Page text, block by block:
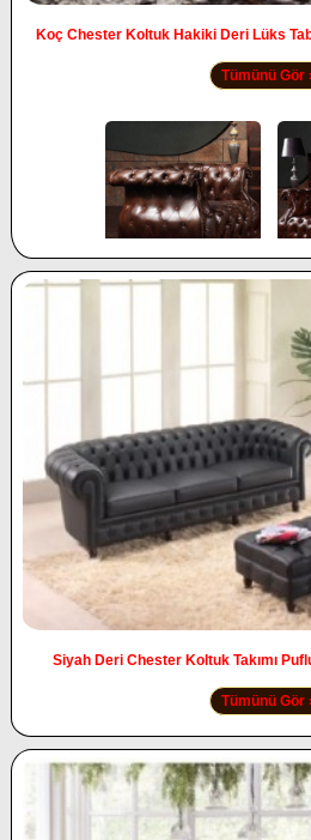
Koç Chester Koltuk Hakiki Deri Lüks
Tümünü Gör
Siyah Deri Chester Koltuk Takımı
Tümünü Gör